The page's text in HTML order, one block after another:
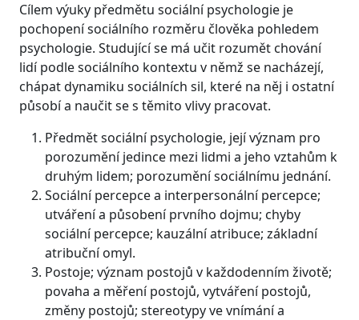
Cílem výuky předmětu sociální psychologie je
pochopení sociálního rozměru člověka pohledem
psychologie. Studující se má učit rozumět chování
lidí podle sociálního kontextu v němž se nacházejí,
chápat dynamiku sociálních sil, které na něj i ostatní
působí a naučit se s těmito vlivy pracovat.
Předmět sociální psychologie, její význam pro
porozumění jedince mezi lidmi a jeho vztahům k
druhým lidem; porozumění sociálnímu jednání.
Sociální percepce a interpersonální percepce;
utváření a působení prvního dojmu; chyby
sociální percepce; kauzální atribuce; základní
atribuční omyl.
Postoje; význam postojů v každodenním životě;
povaha a měření postojů, vytváření postojů,
změny postojů; stereotypy ve vnímání a